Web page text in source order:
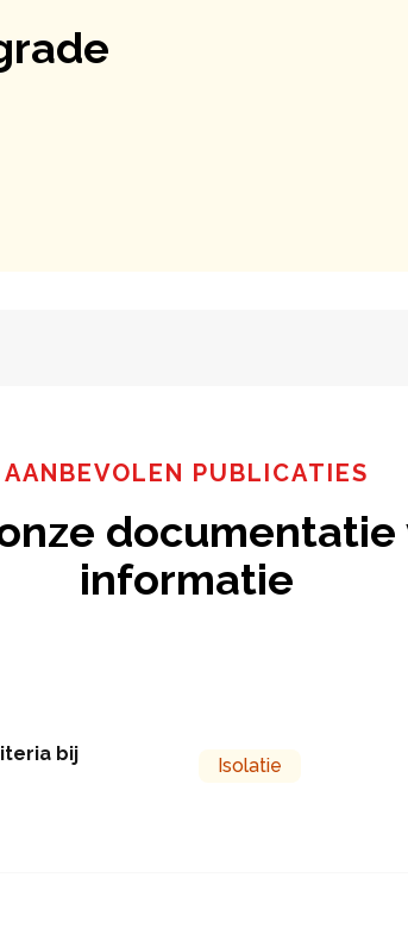
AANBEVOLEN PUBLICATIES
documentatie
informatie
bij
Isolatie